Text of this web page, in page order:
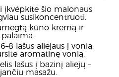
įkvėpkite šio malonaus
susikoncentruoti.
kūno kremą ir
lašus aliejaus į vonią,
aromatinę vonią.
lašus į bazinį aliejų –
masažu.